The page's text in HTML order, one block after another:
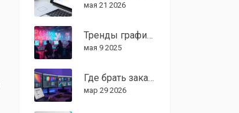
мая 21 2026
Тренды графического дизайна 2024: что будет в моде?
мая 9 2025
Где брать заказы графическим дизайнерам в 2026 году: полные источники
мар 29 2026